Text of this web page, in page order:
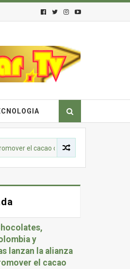
cacao como motor de sustitución de la
y
lanzan la alianza
el cacao